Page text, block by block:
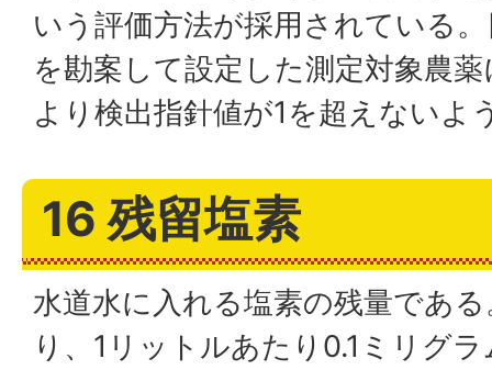
いう評価方法が採用されている
を勘案して設定した測定対象農
より検出指針値が1を超えないよ
16 残留塩素
水道水に入れる塩素の残量であ
り、1リットルあたり0.1ミリグ